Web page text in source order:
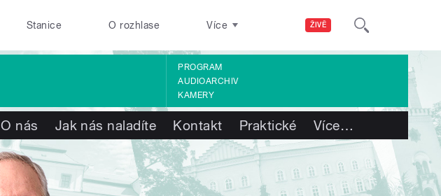
ŽIVĚ
Stanice O rozhlase Více
PROGRAM
AUDIOARCHIV
KAMERY
O nás Jak nás naladíte Kontakt Praktické Více…